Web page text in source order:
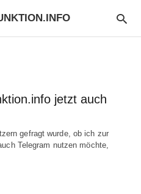
jetzt auch
gefragt wurde, ob ich zur
Telegram nutzen möchte,